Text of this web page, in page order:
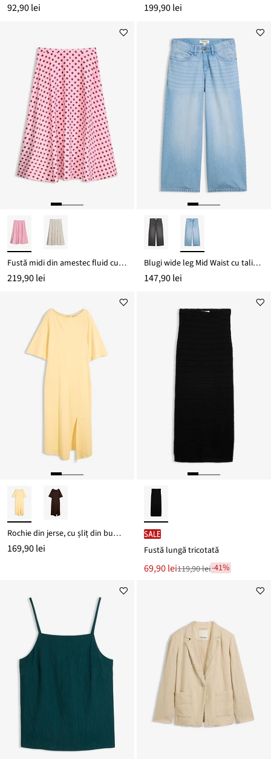
92,90 lei 199,90 lei
Fustă midi din amestec fluid cu viscoză
219,90 lei
Blugi wide leg Mid Waist cu talie confortabilă din material subțire
147,90 lei
Rochie din jerse, cu șliț din bumbac organic 100%
169,90 lei
SALE
Fustă lungă tricotată
Noul
preț
69,90 lei
Reducere119,90 lei-41%